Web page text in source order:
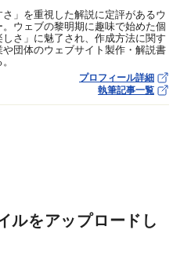
」を重視した解説に定評があるウ
ウェブの黎明期に趣味で始めた個
さ」に魅了され、作成方法に関す
団体のウェブサイト製作・解説書
プロフィール詳細
執筆記事一覧
ルをアップロードし